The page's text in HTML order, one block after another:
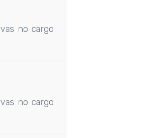
no cargo
no cargo